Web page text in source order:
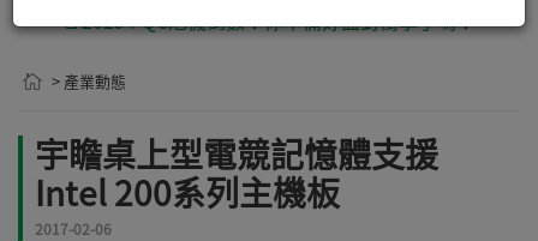
🚨2029 PQC危機倒數！你準備好面對衝擊了嗎？
> 產業動態
宇瞻桌上型電競記憶體支援
Intel 200系列主機板
2017-02-06
您
的
E-